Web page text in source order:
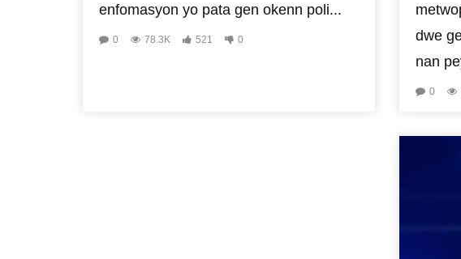
enfomasyon yo pata gen okenn poli...
0 78.3K 521 0
dwe
nan
0